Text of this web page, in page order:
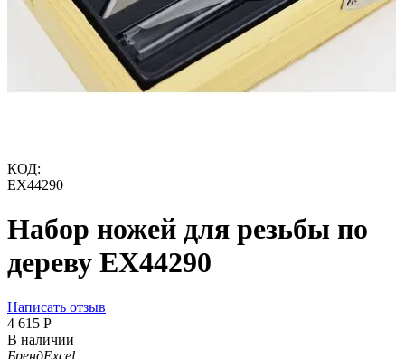
КОД:
EX44290
Набор ножей для резьбы по
дереву EX44290
Написать отзыв
4 615 Р
В наличии
БрендExcel